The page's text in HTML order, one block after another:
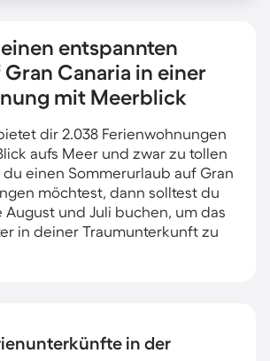
entspannten
Canaria in einer
mit Meerblick
dir 2.038 Ferienwohnungen
aufs Meer und zwar zu tollen
du einen Sommerurlaub auf Gran
möchtest, dann solltest du
und Juli buchen, um das
in deiner Traumunterkunft zu
in der